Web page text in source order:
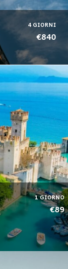
4 GIORNI
€840
1 GIORNO
€89